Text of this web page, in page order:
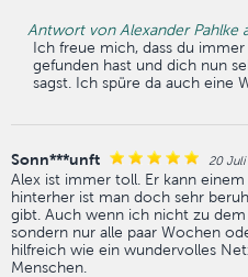
Antwort von Alexander Pahlke
Ich freue mich, dass du
gefunden hast und dich nun
sagst. Ich spüre da auch eine
Sonn***unft 20
Alex ist immer toll. Er kann
hinterher ist man doch sehr
gibt. Auch wenn ich nicht zu
sondern nur alle paar Wochen
hilfreich wie ein wundervolles
Menschen.